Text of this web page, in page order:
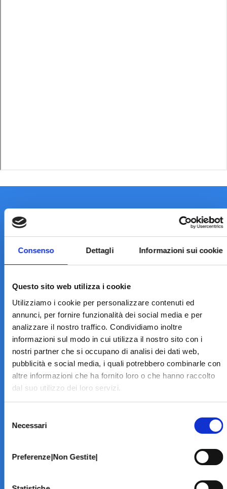
Consenso Dettagli Informazioni sui cookie
Questo sito web utilizza i cookie
Utilizziamo i cookie per personalizzare contenuti ed
annunci, per fornire funzionalità dei social media e per
analizzare il nostro traffico. Condividiamo inoltre
informazioni sul modo in cui utilizza il nostro sito con i
nostri partner che si occupano di analisi dei dati web,
pubblicità e social media, i quali potrebbero combinarle con
altre informazioni che ha fornito loro o che hanno raccolto
dal suo utilizzo dei loro servizi.
delNecessari
Preferenze|Non Gestite|
LA STRUTTURA
Informazioni
Contatti
Specialità
Home Page
PRENOTA ON LINE
INFORMATIVE
Home Page
Modello 231
Amministrazione Trasparente